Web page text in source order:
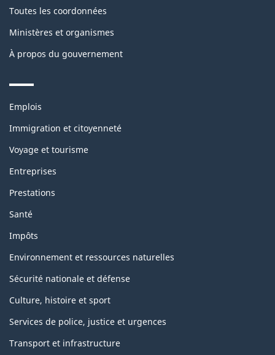
Toutes les coordonnées
Ministères et organismes
À propos du gouvernement
Themes
topics
Emplois
Immigration et citoyenneté
Voyage et tourisme
Entreprises
Prestations
Santé
Impôts
Environnement et ressources naturelles
Sécurité nationale et défense
Culture, histoire et sport
Services de police, justice et urgences
Transport et infrastructure